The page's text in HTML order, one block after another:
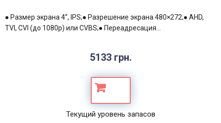
● Размер экрана 4”, IPS;● Разрешение экрана 480×272;● AHD,
TVI, CVI (до 1080p) или CVBS;● Переадресация...
5133 грн.
Текущий уровень запасов